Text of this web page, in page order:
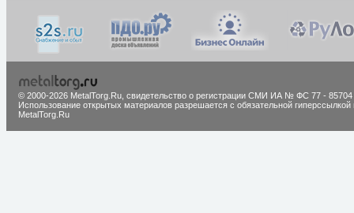
© 2000-2026 MetalTorg.Ru, cвидетельство о регистрации СМИ ИА № ФС 77 - 85704
Использование открытых материалов разрешается с обязательной гиперссылкой
MetalTorg.Ru